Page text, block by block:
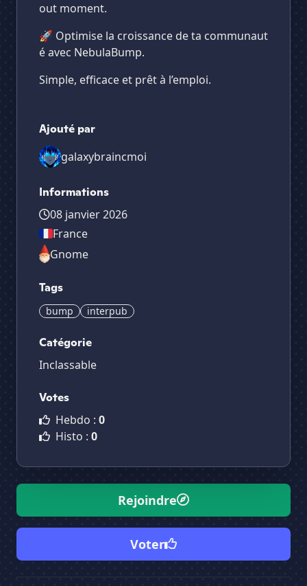
out moment.
🚀 Optimise la croissance de ta communaut
é avec NebulaBump.
Simple, efficace et prêt à l’emploi.
Ajouté par
galaxybraincmoi
Informations
08 janvier 2026
France
Gnome
Tags
bump interpub
Catégorie
Inclassable
Votes
Hebdo : 0
Histo : 0
Rejoindre
Voter